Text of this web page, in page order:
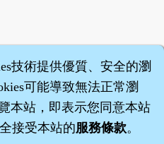
技術提供優質、安全的瀏
可能導致無法正常瀏
本站，即表示您同意本站
接受本站的服務條款。